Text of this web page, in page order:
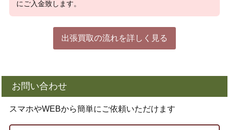
にご入金致します。
出張買取の流れを詳しく見る
お問い合わせ
スマホやWEBから簡単にご依頼いただけます